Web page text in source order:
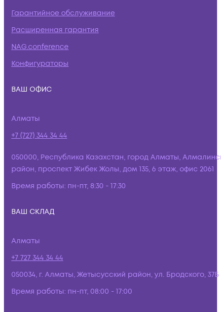
Гарантийное обслуживание
Расширенная гарантия
NAG.conference
Конфигураторы
ВАШ ОФИС
Алматы
+7 (727) 344 34 44
050000, Республика Казахстан, город Алматы,
район, проспект Жибек Жолы, дом 135, 6 этаж, офис 2061
Время работы: пн-пт, 8:30 - 17:30
ВАШ СКЛАД
Алматы
+7 727 344 34 44
050034, г. Алматы, Жетысусский район, ул. Бродского, 37Б
Время работы: пн-пт, 08:00 - 17:00